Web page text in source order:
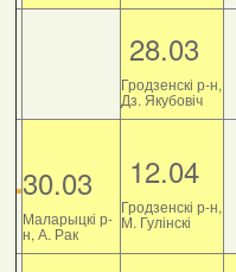
28.03
Гродзенскі р-н,
Дз. Якубовіч
30.03
Маларыцкі р-
н, А. Рак
12.04
Гродзенскі р-н,
М. Гулінскі